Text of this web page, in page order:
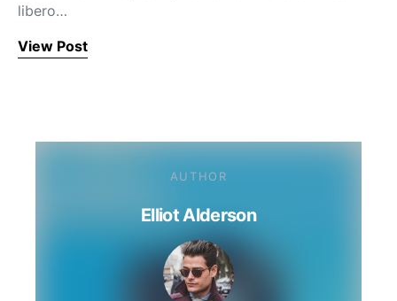
libero…
View Post
AUTHOR
Elliot Alderson